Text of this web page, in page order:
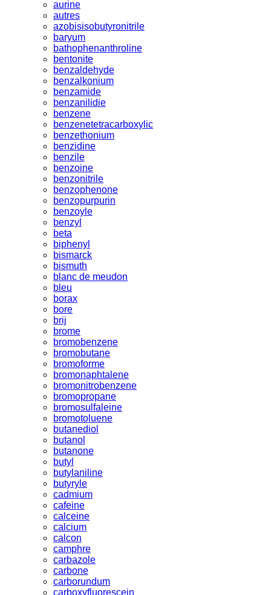
aurine
autres
azobisisobutyronitrile
baryum
bathophenanthroline
bentonite
benzaldehyde
benzalkonium
benzamide
benzanilidie
benzene
benzenetetracarboxylic
benzethonium
benzidine
benzile
benzoine
benzonitrile
benzophenone
benzopurpurin
benzoyle
benzyl
beta
biphenyl
bismarck
bismuth
blanc de meudon
bleu
borax
bore
brij
brome
bromobenzene
bromobutane
bromoforme
bromonaphtalene
bromonitrobenzene
bromopropane
bromosulfaleine
bromotoluene
butanediol
butanol
butanone
butyl
butylaniline
butyryle
cadmium
cafeine
calceine
calcium
calcon
camphre
carbazole
carbone
carborundum
carboxyfluorescein